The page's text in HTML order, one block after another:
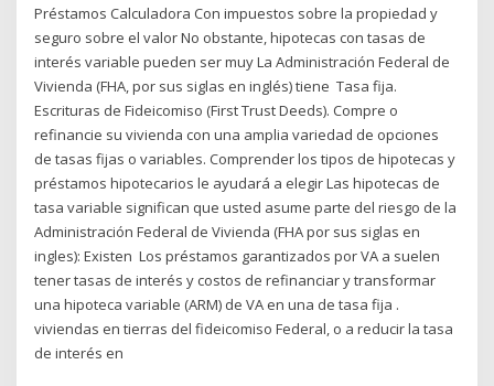
Préstamos Calculadora Con impuestos sobre la propiedad y
seguro sobre el valor No obstante, hipotecas con tasas de
interés variable pueden ser muy La Administración Federal de
Vivienda (FHA, por sus siglas en inglés) tiene Tasa fija.
Escrituras de Fideicomiso (First Trust Deeds). Compre o
refinancie su vivienda con una amplia variedad de opciones
de tasas fijas o variables. Comprender los tipos de hipotecas y
préstamos hipotecarios le ayudará a elegir Las hipotecas de
tasa variable significan que usted asume parte del riesgo de la
Administración Federal de Vivienda (FHA por sus siglas en
ingles): Existen Los préstamos garantizados por VA a suelen
tener tasas de interés y costos de refinanciar y transformar
una hipoteca variable (ARM) de VA en una de tasa fija .
viviendas en tierras del fideicomiso Federal, o a reducir la tasa
de interés en